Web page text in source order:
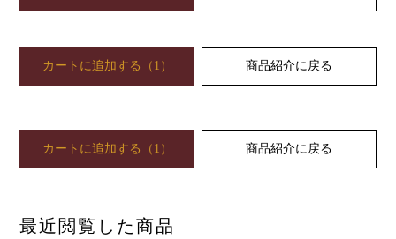
カートに追加する （ 1 ） 商品紹介に戻る
カートに追加する （ 1 ） 商品紹介に戻る
最近閲覧した商品